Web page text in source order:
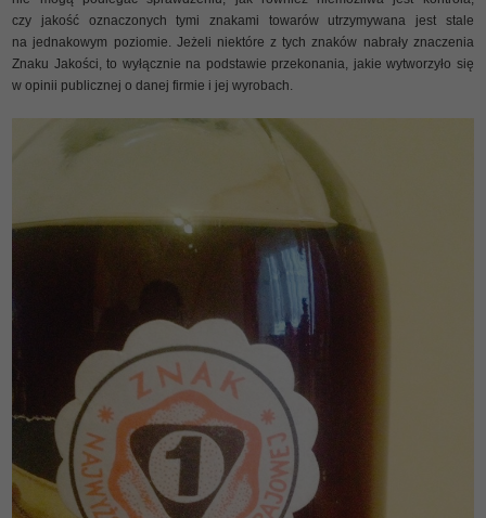
czy jakość oznaczonych tymi znakami towarów utrzymywana jest stale
na jednakowym poziomie. Jeżeli niektóre z tych znaków nabrały znaczenia
Znaku Jakości, to wyłącznie na podstawie przekonania, jakie wytworzyło się
w opinii publicznej o danej firmie i jej wyrobach.